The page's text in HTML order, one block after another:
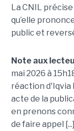
La CNIL
qu’elle
public et
Note aux
mai 2026 à
réaction d'Iqvia
acte de la
en prenons
de faire appel